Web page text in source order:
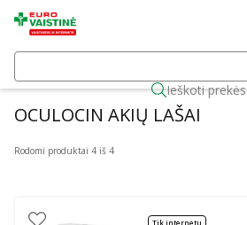
Ieškoti prekės
OCULOCIN AKIŲ LAŠAI
Rodomi produktai 4 iš 4
Tik internetu